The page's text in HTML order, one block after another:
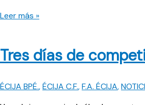
Se
El
Rubio
Leer más »
Tres días de
ÉCIJA BPÉ.,ÉCIJA C.F.,F.A. ÉCIJA,